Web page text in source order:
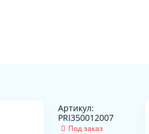
Артикул:
PRI350012007
Под заказ